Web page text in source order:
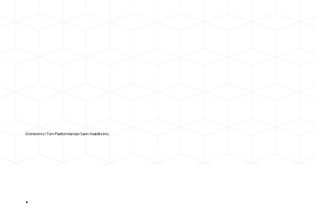
Ürünlerimizi Tüm Platformlardan Satın Alabilirsiniz.